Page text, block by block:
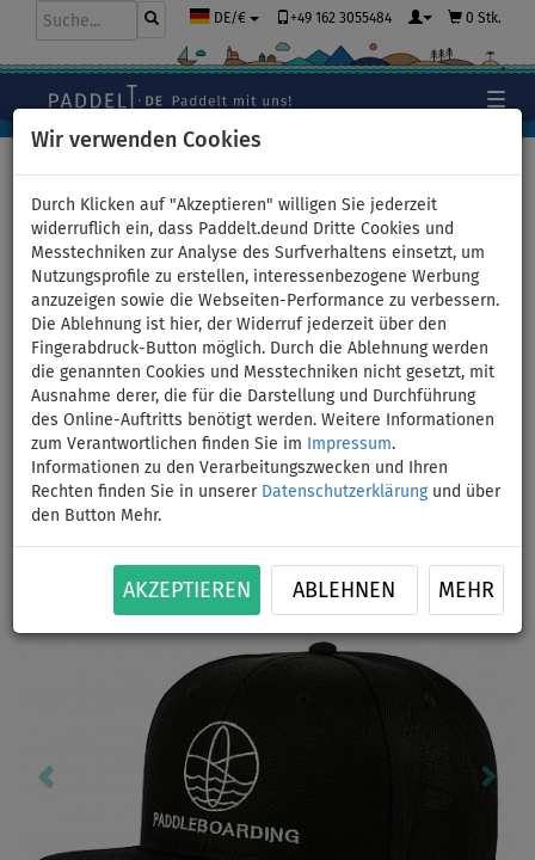
Wir verwenden Cookies
Durch Klicken auf "Akzeptieren" willigen Sie jederzeit
widerruflich ein, dass Paddelt.deund Dritte Cookies und
Messtechniken zur Analyse des Surfverhaltens einsetzt, um
Nutzungsprofile zu erstellen, interessenbezogene Werbung
anzuzeigen sowie die Webseiten-Performance zu verbessern.
Die Ablehnung ist hier, der Widerruf jederzeit über den
Fingerabdruck-Button möglich. Durch die Ablehnung werden
die genannten Cookies und Messtechniken nicht gesetzt, mit
Ausnahme derer, die für die Darstellung und Durchführung
des Online-Auftritts benötigt werden. Weitere Informationen
zum Verantwortlichen finden Sie im
Impressum.
Informationen zu den Verarbeitungszwecken und Ihren
Rechten finden Sie in unserer Datenschutzerklärungund über
den Button Mehr.
AKZEPTIEREN ABLEHNEN MEHR
DE/€ +49 162 3055484 0 Stk.
Snapback Cap
PADDLEBOARDING black/blue
Logo-Stamp
BIS
-8 %
Previous